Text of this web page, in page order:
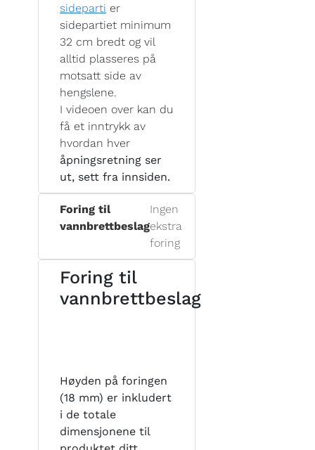
sideparti er
sidepartiet minimum
32 cm bredt og vil
alltid plasseres på
motsatt side av
hengslene.
I videoen over kan du
få et inntrykk av
hvordan hver
åpningsretning ser
ut, sett fra innsiden.
Foring til
vannbrettbeslag
Ingen
ekstra
foring
Foring til
vannbrettbeslag
Høyden på foringen
(18 mm) er inkludert
i de totale
dimensjonene til